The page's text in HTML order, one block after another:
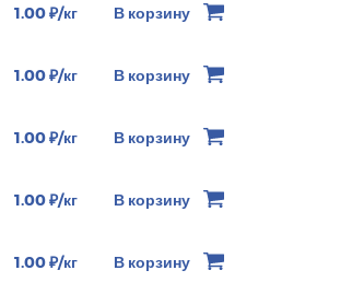
1.00 ₽/кг В корзину
1.00 ₽/кг В корзину
1.00 ₽/кг В корзину
1.00 ₽/кг В корзину
1.00 ₽/кг В корзину